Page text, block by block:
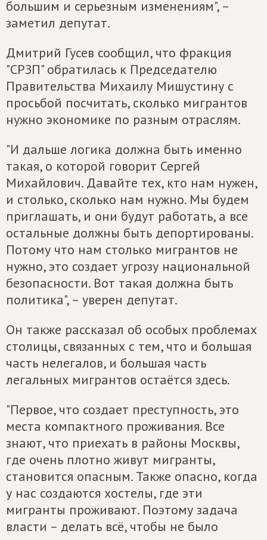
большим и серьезным изменениям", –
заметил депутат.
Дмитрий Гусев сообщил, что фракция
"СРЗП" обратилась к Председателю
Правительства Михаилу Мишустину с
просьбой посчитать, сколько мигрантов
нужно экономике по разным отраслям.
"И дальше логика должна быть именно
такая, о которой говорит Сергей
Михайлович. Давайте тех, кто нам нужен,
и столько, сколько нам нужно. Мы будем
приглашать, и они будут работать, а все
остальные должны быть депортированы.
Потому что нам столько мигрантов не
нужно, это создает угрозу национальной
безопасности. Вот такая должна быть
политика", – уверен депутат.
Он также рассказал об особых проблемах
столицы, связанных с тем, что и большая
часть нелегалов, и большая часть
легальных мигрантов остаётся здесь.
"Первое, что создает преступность, это
места компактного проживания. Все
знают, что приехать в районы Москвы,
где очень плотно живут мигранты,
становится опасным. Также опасно, когда
у нас создаются хостелы, где эти
мигранты проживают. Поэтому задача
власти – делать всё, чтобы не было